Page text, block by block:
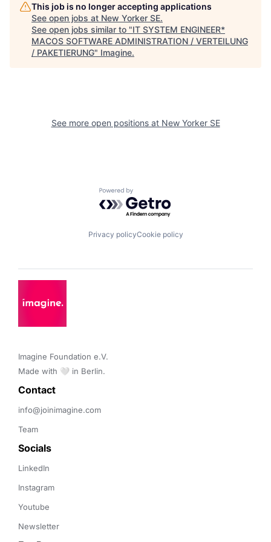
This job is no longer accepting applications
See open jobs at New Yorker SE.
See open jobs similar to "IT SYSTEM ENGINEER*
MACOS SOFTWARE ADMINISTRATION / VERTEILUNG
/ PAKETIERUNG" Imagine.
See more open positions at New Yorker SE
Powered by Getro.com
Privacy policyCookie policy
Imagine Foundation e.V.
Made with 🤍 in Berlin.
Contact
info@joinimagine.com
Team
Socials
LinkedIn
Instagram
Youtube
Newsletter